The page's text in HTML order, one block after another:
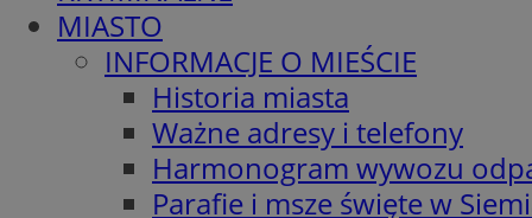
MIASTO
INFORMACJE O MIEŚCIE
Historia miasta
Ważne adresy i telefony
Harmonogram wywozu
Parafie i msze święte w